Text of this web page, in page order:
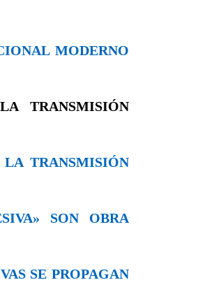
MODERNO
TRANSMISIÓN
TRANSMISIÓN
SON OBRA
SE PROPAGAN